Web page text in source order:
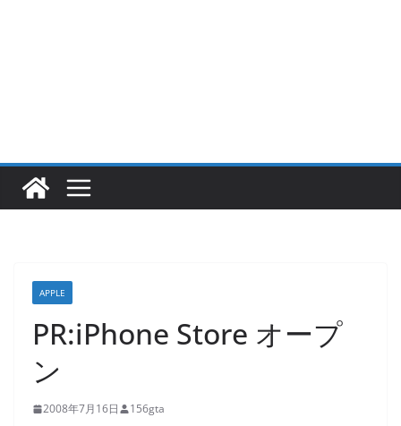
APPLE
PR:iPhone Store オープ
ン
2008年7月16日 156gta